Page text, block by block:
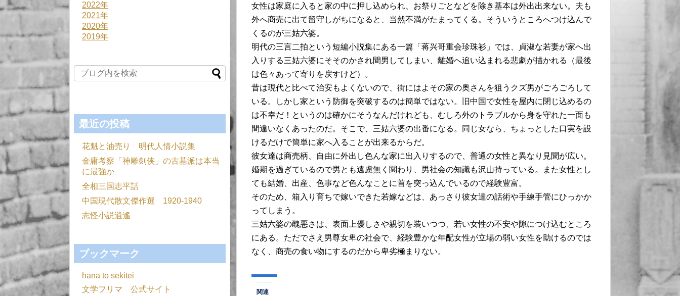
女性は家庭に入ると家の中に押し込められ、お祭りごとなどを除き基本は外出出来ない。夫も
外へ商売に出て留守しがちになると、当然不満がたまってくる。そういうところへつけ込んで
くるのが三姑六婆。
明代の三言二拍という短編小説集にある一篇「蒋兴哥重会珍珠衫」では、貞淑な若妻が家へ出
入りする三姑六婆にそそのかされ間男してしまい、離婚へ追い込まれる悲劇が描かれる（最後
は色々あって寄りを戻すけど）。
昔は現代と比べて治安もよくないので、街にはよその家の奥さんを狙うクズ男がごろごろして
いる。しかし家という防御を突破するのは簡単ではない。旧中国で女性を屋内に閉じ込めるの
は不幸だ！というのは確かにそうなんだけれども、むしろ外のトラブルから身を守れた一面も
間違いなくあったのだ。そこで、三姑六婆の出番になる。同じ女なら、ちょっとした口実を設
けるだけで簡単に家へ入ることが出来るからだ。
彼女達は商売柄、自由に外出し色んな家に出入りするので、普通の女性と異なり見聞が広い。
婚期を過ぎているので男とも遠慮無く関わり、男社会の知識も沢山持っている。また女性とし
ても結婚、出産、色事など色んなことに首を突っ込んでいるので経験豊富。
そのため、箱入り育ちで嫁いできた若嫁などは、あっさり彼女達の話術や手練手管にひっかか
ってしまう。
三姑六婆の醜悪さは、表面上優しさや親切を装いつつ、若い女性の不安や隙につけ込むところ
にある。ただでさえ男尊女卑の社会で、経験豊かな年配女性が立場の弱い女性を助けるのでは
なく、商売の食い物にするのだから卑劣極まりない。
関連
2022年
2021年
2020年
2019年
最近の投稿
花魁と油売り 明代人情小説集
金庸考察「神雕剣侠」の古墓派は本当
に最強か
全相三国志平話
中国現代散文傑作選 1920-1940
志怪小説逍遙
ブックマーク
hana to sekitei
文学フリマ 公式サイト